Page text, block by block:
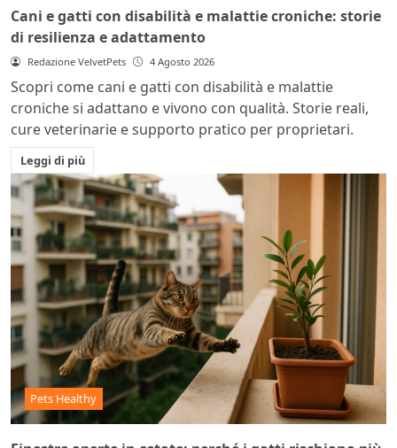
Cani e gatti con disabilità e malattie croniche: storie
di resilienza e adattamento
Redazione VelvetPets 4 Agosto 2026
Scopri come cani e gatti con disabilità e malattie
croniche si adattano e vivono con qualità. Storie reali,
cure veterinarie e supporto pratico per proprietari.
Leggi di più
Pets Healthy